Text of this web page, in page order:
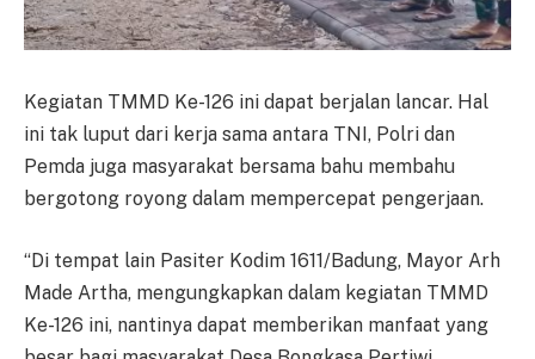
Kegiatan TMMD Ke-126 ini dapat berjalan lancar. Hal
ini tak luput dari kerja sama antara TNI, Polri dan
Pemda juga masyarakat bersama bahu membahu
bergotong royong dalam mempercepat pengerjaan.
“Di tempat lain Pasiter Kodim 1611/Badung, Mayor Arh
Made Artha, mengungkapkan dalam kegiatan TMMD
Ke-126 ini, nantinya dapat memberikan manfaat yang